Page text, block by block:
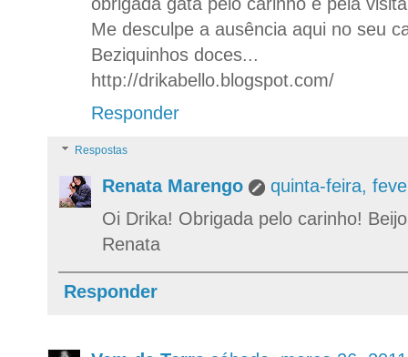
obrigada gata pelo carinho e pela
Me desculpe a ausência aqui no seu
Beziquinhos doces...
http://drikabello.blogspot.com/
Responder
Respostas
Renata Marengo
quinta-feira,
Oi Drika! Obrigada pelo carinho!
Renata
Responder